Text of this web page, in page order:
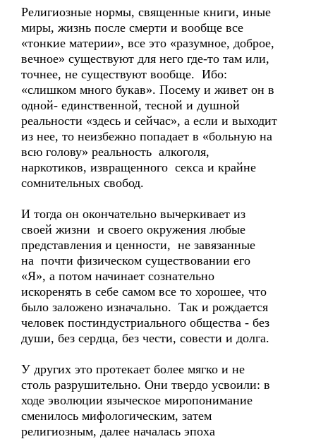
Религиозные нормы, священные книги, иные
миры, жизнь после смерти и вообще все
«тонкие материи», все это «разумное, доброе,
вечное» существуют для него где-то там или,
точнее, не существуют вообще. Ибо:
«слишком много букав». Посему и живет он в
одной- единственной, тесной и душной
реальности «здесь и сейчас», а если и выходит
из нее, то неизбежно попадает в «больную на
всю голову» реальность алкоголя,
наркотиков, извращенного секса и крайне
сомнительных свобод.
И тогда он окончательно вычеркивает из
своей жизни и своего окружения любые
представления и ценности, не завязанные
на почти физическом существовании его
«Я», а потом начинает сознательно
искоренять в себе самом все то хорошее, что
было заложено изначально. Так и рождается
человек постиндустриального общества - без
души, без сердца, без чести, совести и долга.
У других это протекает более мягко и не
столь разрушительно. Они твердо усвоили: в
ходе эволюции языческое миропонимание
сменилось мифологическим, затем
религиозным, далее началась эпоха